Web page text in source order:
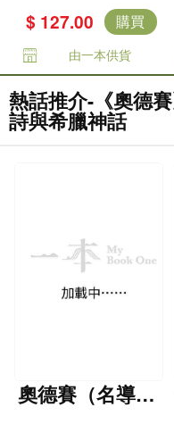
$ 127.00 購買
由一本供貨
熱話推介-《奧德
詩與希臘神話
奧德賽（名導諾